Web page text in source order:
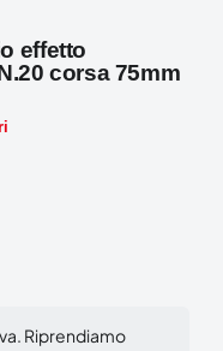
effetto
corsa 75mm
Riprendiamo